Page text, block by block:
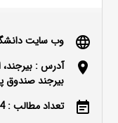
language وب سایت
location_on
آدرس : بیرجند،
بیرجند صندوق پستی:
event_note تعداد مطالب : 3684